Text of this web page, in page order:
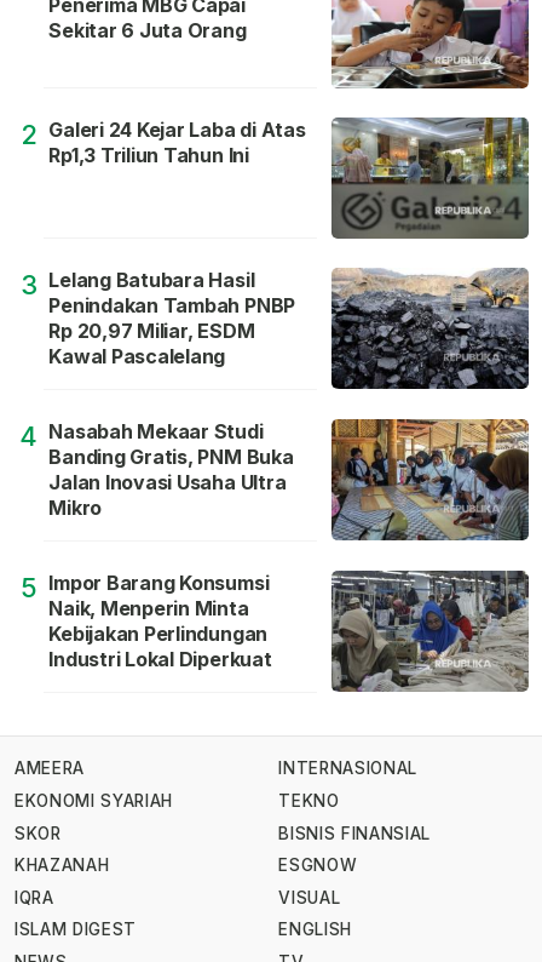
Sekitar 6 Juta Orang
2 Galeri 24 Kejar Laba di Atas
Rp1,3 Triliun Tahun Ini
3 Lelang Batubara Hasil
Penindakan Tambah PNBP
Rp 20,97 Miliar, ESDM
Kawal Pascalelang
4 Nasabah Mekaar Studi
Banding Gratis, PNM Buka
Jalan Inovasi Usaha Ultra
Mikro
5 Impor Barang Konsumsi
Naik, Menperin Minta
Kebijakan Perlindungan
Industri Lokal Diperkuat
AMEERA
EKONOMI SYARIAH
SKOR
KHAZANAH
IQRA
ISLAM DIGEST
INTERNASIONAL
TEKNO
BISNIS FINANSIAL
ESGNOW
VISUAL
ENGLISH